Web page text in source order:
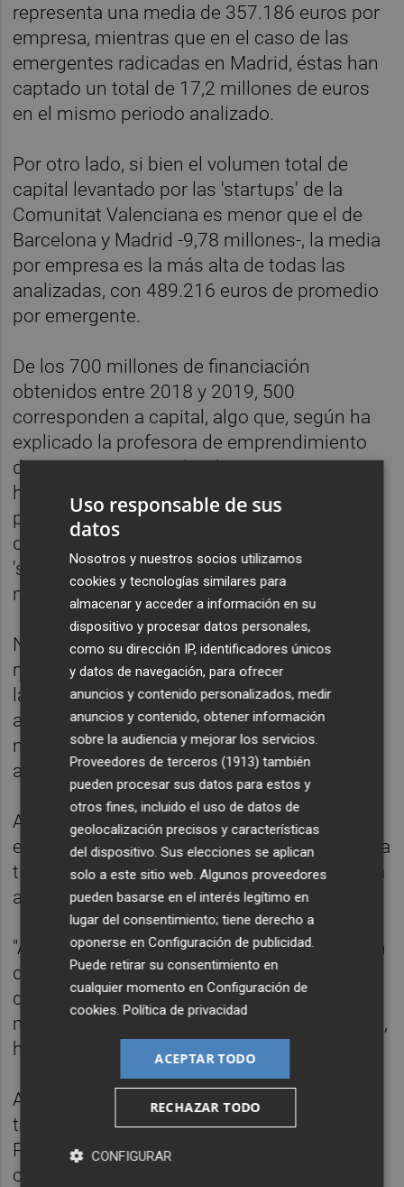
representa una media de 357.186 euros por
empresa, mientras que en el caso de las
emergentes radicadas en Madrid, éstas han
captado un total de 17,2 millones de euros
en el mismo periodo analizado.
Por otro lado, si bien el volumen total de
capital levantado por las 'startups' de la
Comunitat Valenciana es menor que el de
Barcelona y Madrid -9,78 millones-, la media
por empresa es la más alta de todas las
analizadas, con 489.216 euros de promedio
por emergente.
De los 700 millones de financiación
obtenidos entre 2018 y 2019, 500
corresponden a capital, algo que, según ha
explicado la profesora de emprendimiento
de IESE Business School,Maria Julia Prats,
ha sido "propio del momento", ya que en ese
periodo las empresas han estado rodeadas
de liquidez y ha sido más sencillo para las
'startups' conseguir el tipo de capital que
necesitaban.
No obstante, el informe sitúa en más de 700
millones las necesidades de financiación de
las 'startups' de cara a los próximos cinco
años, si bien el estudio no contempla las
necesidades derivadas del impacto de la
actual pandemia de coronavirus.
Al respecto, Prats ha señalado que las
empresas con una mejor situación financiera
tienen más posibilidades de salir mejor de la
actual crisis.
"A las compañías que esta crisis les pilla con
dinero en el banco les ha ido mejor que las
que no tenían dinero en el banco. En estos
momentos es el momento de tener liquidez",
ha afirmado en la presentación del informe.
Asimismo, el informe también indica que
tres de cada cinco 'startups' de España y
Portugal crecen a tres dígitos y han creado
cerca de 7.000 puestos de trabajo -una
Uso responsable de sus
datos
Nosotros y nuestros socios utilizamos
cookies y tecnologías similares para
almacenar y acceder a información en su
dispositivo y procesar datos personales,
como su dirección IP, identificadores únicos
y datos de navegación, para ofrecer
anuncios y contenido personalizados, medir
anuncios y contenido, obtener información
sobre la audiencia y mejorar los servicios.
Proveedores de terceros (1913) también
pueden procesar sus datos para estos y
otros fines, incluido el uso de datos de
geolocalización precisos y características
del dispositivo. Sus elecciones se aplican
solo a este sitio web. Algunos proveedores
pueden basarse en el interés legítimo en
lugar del consentimiento; tiene derecho a
oponerse enConfiguración de publicidad.
Puede retirar su consentimiento en
cualquier momento enConfiguración de
cookies.Política de privacidad
ACEPTAR TODO
RECHAZAR TODO
CONFIGURAR